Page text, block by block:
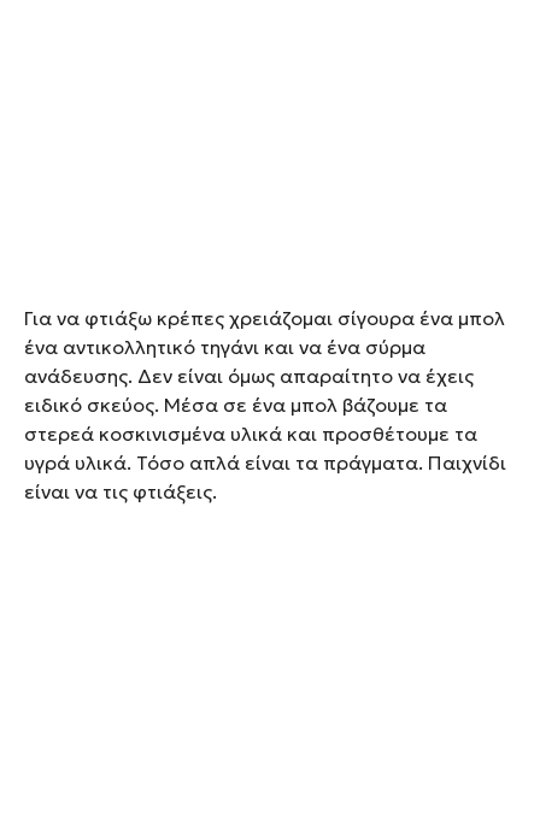
Για να φτιάξω κρέπες χρειάζομαι σίγουρα ένα μπολ
ένα αντικολλητικό τηγάνι και να ένα σύρμα
ανάδευσης. Δεν είναι όμως απαραίτητο να έχεις
ειδικό σκεύος. Μέσα σε ένα μπολ βάζουμε τα
στερεά κοσκινισμένα υλικά και προσθέτουμε τα
υγρά υλικά. Τόσο απλά είναι τα πράγματα. Παιχνίδι
είναι να τις φτιάξεις.